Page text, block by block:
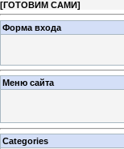
[ГОТОВИМ САМИ]
Форма входа
Меню сайта
Categories